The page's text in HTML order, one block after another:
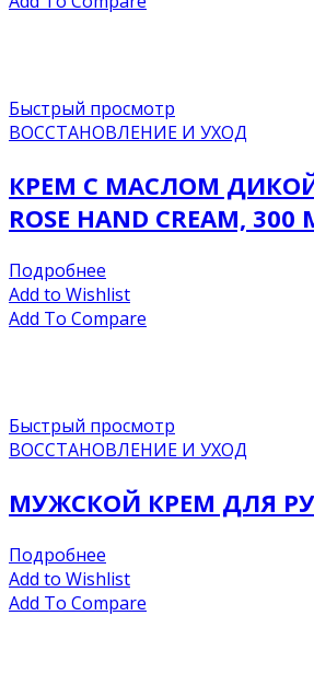
Быстрый просмотр
ВОССТАНОВЛЕНИЕ И УХОД
КРЕМ С МАСЛОМ
ROSE HAND CREAM,
Подробнее
Add to Wishlist
Add To Compare
Быстрый просмотр
ВОССТАНОВЛЕНИЕ И УХОД
МУЖСКОЙ КРЕМ ДЛЯ
Подробнее
Add to Wishlist
Add To Compare